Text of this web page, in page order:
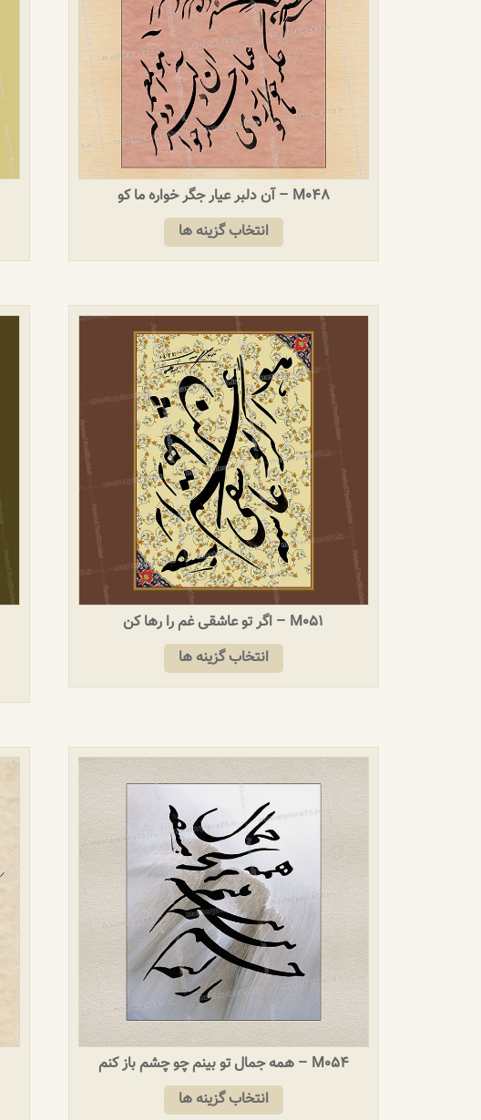
M048 – آن دلبر عیار جگر خواره ما کو
انتخاب گزینه ها
M051 – اگر تو عاشقی غم را رها کن
انتخاب گزینه ها
M054 – همه جمال تو بینم چو چشم باز کنم
انتخاب گزینه ها